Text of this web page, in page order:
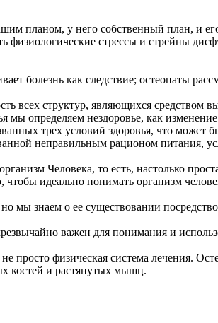
планом, у него собственный план, и
физиологические стрессы и стрейны
болезнь как следствие; остеопаты
всех структур, являющихся
мы определяем нездоровье, как
трех условий здоровья, что может
неправильным рационом питания,
Человека, то есть, настолько
чтобы идеально понимать организм
мы знаем о ее существовании
важен для понимания и
просто физическая система лечения.
костей и растянутых мышц.